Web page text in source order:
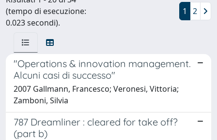
(tempo di esecuzione:
0.023 secondi).
1 2
"Operations & innovation management.
Alcuni casi di successo"
2007 Gallmann, Francesco; Veronesi, Vittoria;
Zamboni, Silvia
787 Dreamliner : cleared for take off?
(part b)